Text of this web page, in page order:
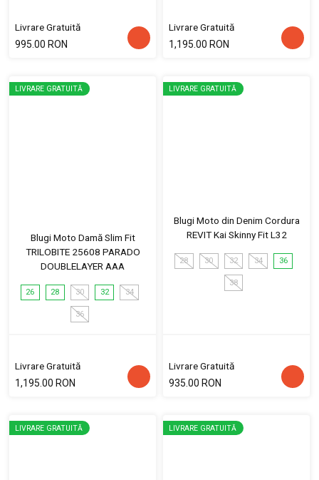
Livrare Gratuită
995.00 RON
Livrare Gratuită
1,195.00 RON
LIVRARE GRATUITĂ
Blugi Moto Damă Slim Fit
TRILOBITE 25608 PARADO
DOUBLELAYER AAA
26 28 30 32 34
36
Livrare Gratuită
1,195.00 RON
LIVRARE GRATUITĂ
Blugi Moto din Denim Cordura
REVIT Kai Skinny Fit L32
28 30 32 34 36
38
Livrare Gratuită
935.00 RON
LIVRARE GRATUITĂ LIVRARE GRATUITĂ